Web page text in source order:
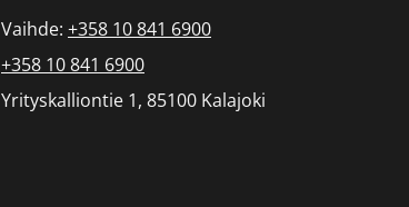
Vaihde: +358 10 841 6900
+358 10 841 6900
Yrityskalliontie 1, 85100 Kalajoki